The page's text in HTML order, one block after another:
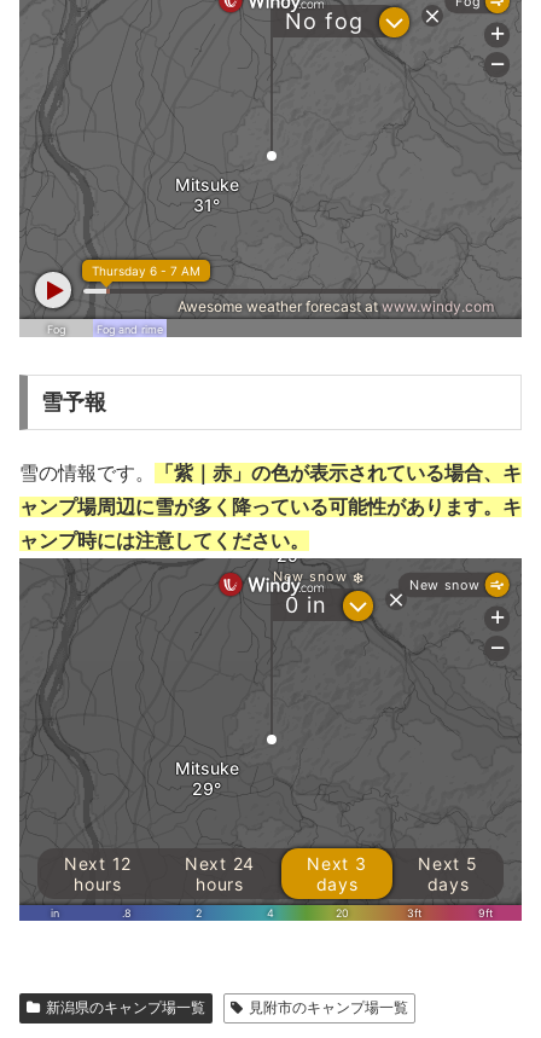
雪予報
雪の情報です。
「紫｜赤」の色が表示されている場合、キ
ャンプ場周辺に雪が多く降っている可能性があります。キ
ャンプ時には注意してください。
新潟県のキャンプ場一覧 見附市のキャンプ場一覧